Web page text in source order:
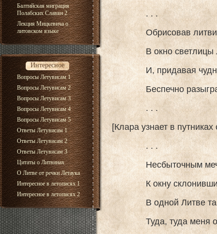
Балтийская миграция
Полабских Славян 2
Лекция Мицкевича о
литовском языке
Интересное
Вопросы Летувисам 1
Вопросы Летувисам 2
Вопросы Летувисам 3
Вопросы Летувисам 4
Вопросы Летувисам 5
Ответы Летувисам 1
Ответы Летувисам 2
Ответы Летувисам 3
Цитаты о Литвинах
О Литве от речки Летаука
Интересное в летописях 1
Интересное в летописях 2
. . .
Обрисовав
В окно светлицы
И, придавая чудный
Беспечно
. . .
[Клара узнает в
. . .
Несбыточным
К окну
В одной Литве так
Туда, туда меня